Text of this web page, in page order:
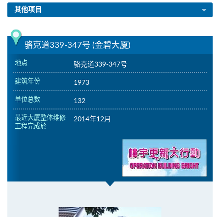
其他项目
骆克道339-347号 (金碧大厦)
地点 骆克道339-347号
建筑年份 1973
单位总数 132
最近大厦整体维修
工程完成於
2014年12月